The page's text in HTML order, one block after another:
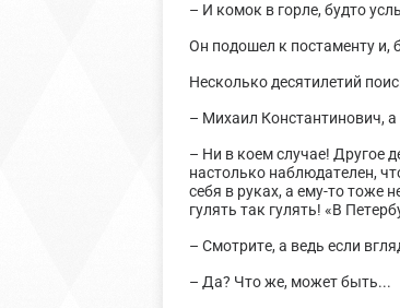
– И комок в горле, будто
Он подошел к постаменту и,
Несколько десятилетий
– Михаил Константинович,
– Ни в коем случае! Другое
настолько наблюдателен,
себя в руках, а ему-то тоже
гулять так гулять! «В
– Смотрите, а ведь если
– Да? Что же, может быть...